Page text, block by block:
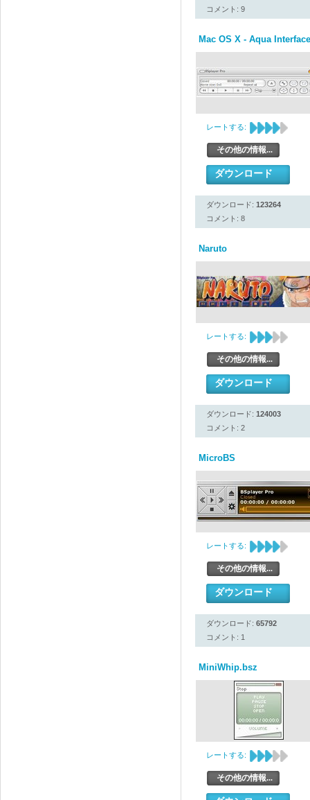
コメント: 9
Mac OS X - Aqua
レートする:
その他の情報...
ダウンロード
ダウンロード: 123264
コメント: 8
Naruto
レートする:
その他の情報...
ダウンロード
ダウンロード: 124003
コメント: 2
MicroBS
レートする:
その他の情報...
ダウンロード
ダウンロード: 65792
コメント: 1
MiniWhip.bsz
レートする:
その他の情報...